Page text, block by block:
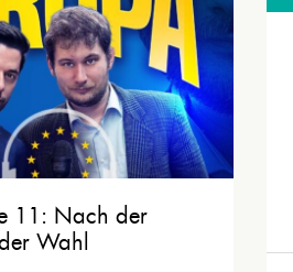
11: Nach der
Wahl